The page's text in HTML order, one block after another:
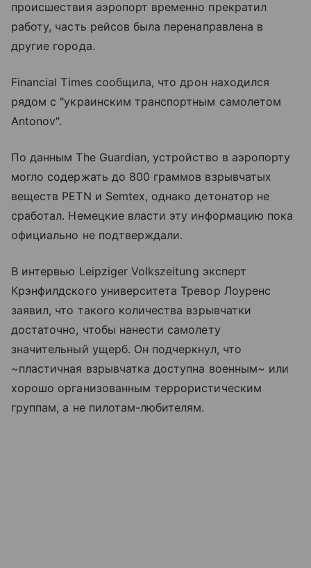
происшествия аэропорт временно прекратил
работу, часть рейсов была перенаправлена в
другие города.
Financial Times сообщила, что дрон находился
рядом с "украинским транспортным самолетом
Antonov".
По данным The Guardian, устройство в аэропорту
могло содержать до 800 граммов взрывчатых
веществ PETN и Semtex, однако детонатор не
сработал. Немецкие власти эту информацию пока
официально не подтверждали.
В интервью Leipziger Volkszeitung эксперт
Крэнфилдского университета Тревор Лоуренс
заявил, что такого количества взрывчатки
достаточно, чтобы нанести самолету
значительный ущерб. Он подчеркнул, что
~пластичная взрывчатка доступна военным~ или
хорошо организованным террористическим
группам, а не пилотам-любителям.